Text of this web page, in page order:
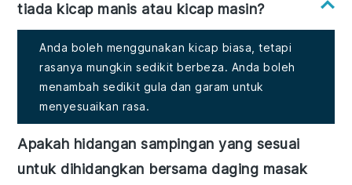
tiada kicap manis atau kicap masin?
Anda boleh menggunakan kicap biasa, tetapi
rasanya mungkin sedikit berbeza. Anda boleh
menambah sedikit gula dan garam untuk
menyesuaikan rasa.
Apakah hidangan sampingan yang sesuai
untuk dihidangkan bersama daging masak